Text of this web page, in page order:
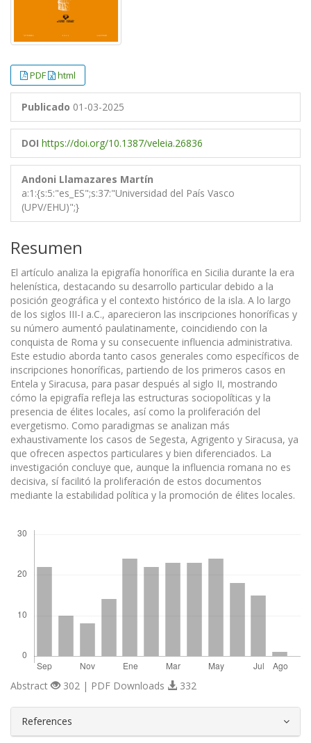
PDF html
Publicado 01-03-2025
DOI https://doi.org/10.1387/veleia.26836
Andoni Llamazares Martín
a:1:{s:5:"es_ES";s:37:"Universidad del País Vasco
(UPV/EHU)";}
Resumen
El artículo analiza la epigrafía honorífica en Sicilia durante la era
helenística, destacando su desarrollo particular debido a la
posición geográfica y el contexto histórico de la isla. A lo largo
de los siglos III-I a.C., aparecieron las inscripciones honoríficas y
su número aumentó paulatinamente, coincidiendo con la
conquista de Roma y su consecuente influencia administrativa.
Este estudio aborda tanto casos generales como específicos de
inscripciones honoríficas, partiendo de los primeros casos en
Entela y Siracusa, para pasar después al siglo II, mostrando
cómo la epigrafía refleja las estructuras sociopolíticas y la
presencia de élites locales, así como la proliferación del
evergetismo. Como paradigmas se analizan más
exhaustivamente los casos de Segesta, Agrigento y Siracusa, ya
que ofrecen aspectos particulares y bien diferenciados. La
investigación concluye que, aunque la influencia romana no es
decisiva, sí facilitó la proliferación de estos documentos
mediante la estabilidad política y la promoción de élites locales.
Abstract 302 | PDF Downloads 332
References